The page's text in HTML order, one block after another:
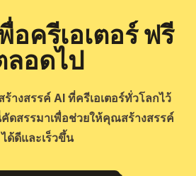
อครีเอเตอร์ ฟรี
ลอดไป
างสรรค์ AI ที่ครีเอเตอร์ทั่วโลกไว้
ดสรรมาเพื่อช่วยให้คุณสร้างสรรค์
ได้ดีและเร็วขึ้น